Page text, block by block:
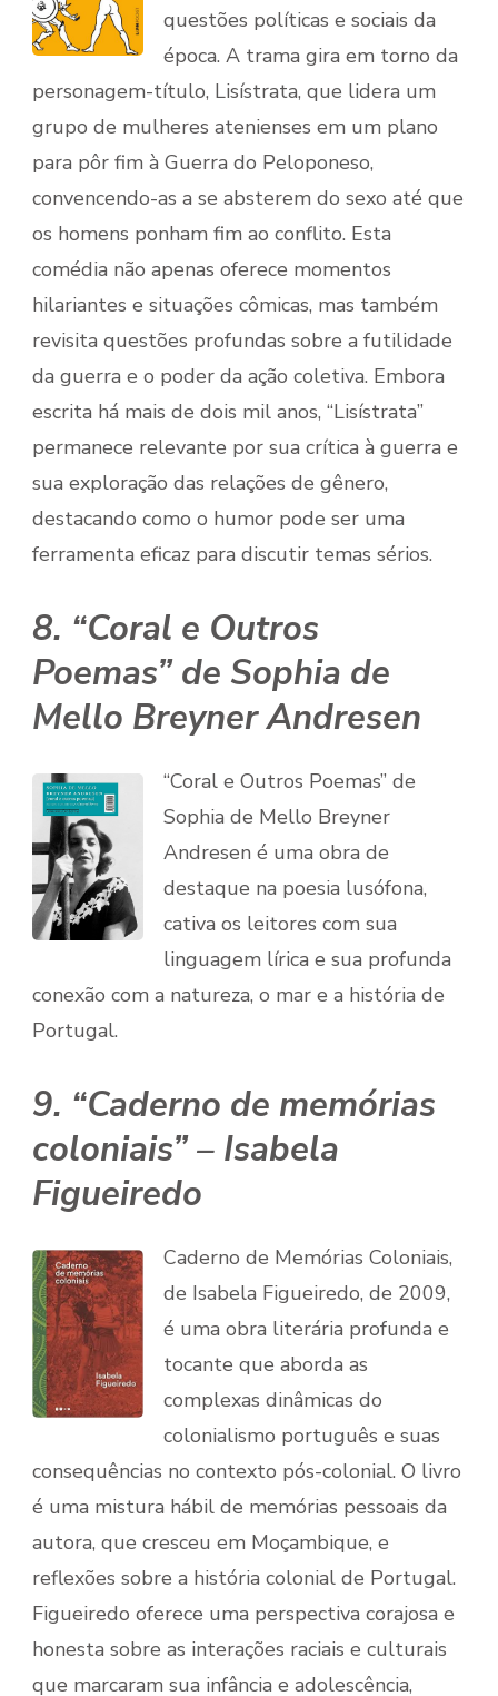
questões políticas e sociais da
época. A trama gira em torno da
personagem-título, Lisístrata, que lidera um
grupo de mulheres atenienses em um plano
para pôr fim à Guerra do Peloponeso,
convencendo-as a se absterem do sexo até que
os homens ponham fim ao conflito. Esta
comédia não apenas oferece momentos
hilariantes e situações cômicas, mas também
revisita questões profundas sobre a futilidade
da guerra e o poder da ação coletiva. Embora
escrita há mais de dois mil anos, “Lisístrata”
permanece relevante por sua crítica à guerra e
sua exploração das relações de gênero,
destacando como o humor pode ser uma
ferramenta eficaz para discutir temas sérios.
8. “Coral e Outros
Poemas” de Sophia de
Mello Breyner Andresen
“Coral e Outros Poemas” de
Sophia de Mello Breyner
Andresen é uma obra de
destaque na poesia lusófona,
cativa os leitores com sua
linguagem lírica e sua profunda
conexão com a natureza, o mar e a história de
Portugal.
9. “Caderno de memórias
coloniais” – Isabela
Figueiredo
Caderno de Memórias Coloniais,
de Isabela Figueiredo, de 2009,
é uma obra literária profunda e
tocante que aborda as
complexas dinâmicas do
colonialismo português e suas
consequências no contexto pós-colonial. O livro
é uma mistura hábil de memórias pessoais da
autora, que cresceu em Moçambique, e
reflexões sobre a história colonial de Portugal.
Figueiredo oferece uma perspectiva corajosa e
honesta sobre as interações raciais e culturais
que marcaram sua infância e adolescência,